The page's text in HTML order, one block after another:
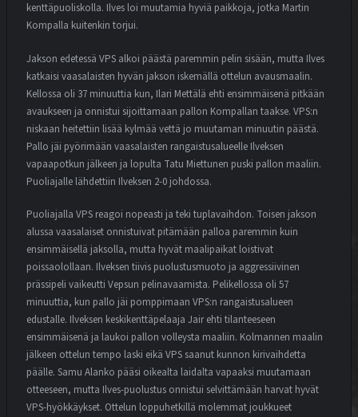
kenttäpuoliskolla. Ilves loi muutamia hyviä paikkoja, jotka Martin
Kompalla kuitenkin torjui.
Jakson edetessä VPS alkoi päästä paremmin pelin sisään, mutta Ilves
katkaisi vaasalaisten hyvän jakson iskemällä ottelun avausmaalin.
Kellossa oli 37 minuuttia kun, Ilari Mettälä ehti ensimmäisenä pitkään
avaukseen ja onnistui sijoittamaan pallon Kompallan taakse. VPS:n
niskaan heitettiin lisää kylmää vettä jo muutaman minuutin päästä.
Pallo jäi pyörimään vaasalaisten rangaistusalueelle Ilveksen
vapaapotkun jälkeen ja lopulta Tatu Miettunen puski pallon maaliin.
Puoliajalle lähdettiin Ilveksen 2-0 johdossa.
Puoliajalla VPS reagoi nopeasti ja teki tuplavaihdon. Toisen jakson
alussa vaasalaiset onnistuivat pitämään palloa paremmin kuin
ensimmäisellä jaksolla, mutta hyvät maalipaikat loistivat
poissaolollaan. Ilveksen tiivis puolustusmuoto ja aggressiivinen
prässipeli vaikeutti Vepsun pelinavaamista. Pelikellossa oli 57
minuuttia, kun pallo jäi pomppimaan VPS:n rangaistusalueen
edustalle. Ilveksen keskikenttäpelaaja Jair ehti tilanteeseen
ensimmäisenä ja laukoi pallon volleysta maaliin. Kolmannen maalin
jälkeen ottelun tempo laski eikä VPS saanut kunnon kirivaihdetta
päälle. Samu Alanko pääsi oikealta laidalta vapaaksi muutamaan
otteeseen, mutta Ilves-puolustus onnistui selvittämään harvat hyvät
VPS-hyökkäykset. Ottelun loppuhetkillä molemmat joukkueet